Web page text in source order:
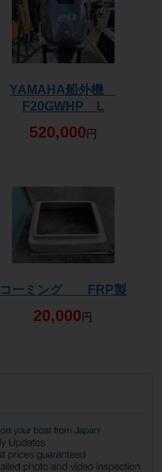
YAMAHA船外機
F20GWHP L
520,000 円
コーミング FRP製
20,000 円